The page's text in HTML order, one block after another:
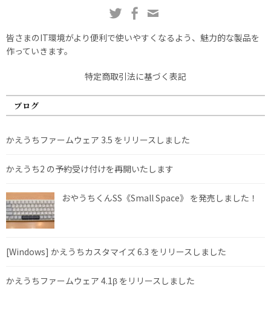
皆さまのIT環境がより便利で使いやすくなるよう、魅力的な製品を
作っていきます。
特定商取引法に基づく表記
ブログ
かえうちファームウェア 3.5 をリリースしました
かえうち2 の予約受け付けを再開いたします
おやうちくんSS《Small Space》 を発売しました！
[Windows] かえうちカスタマイズ 6.3 をリリースしました
かえうちファームウェア 4.1β をリリースしました